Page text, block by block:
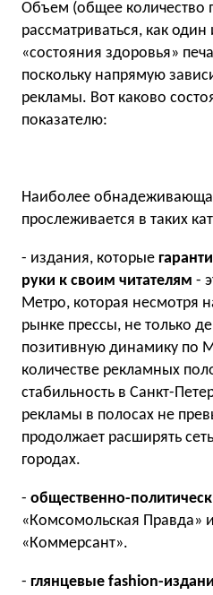
Объем (общее количество
рассматриваться, как один
«состояния здоровья»
поскольку напрямую
рекламы. Вот каково
показателю:
Наиболее
прослеживается в таких
- издания, которые
руки к своим читателям -
Метро, которая несмотря
рынке прессы, не только
позитивную динамику по
количестве рекламных
стабильность в Санкт-
рекламы в полосах не
продолжает расширять
городах.
- общественно-
«Комсомольская Правда»
«Коммерсант».
- глянцевые fashion-